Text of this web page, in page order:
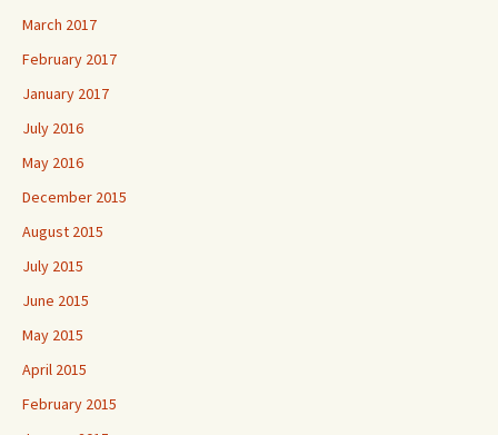
March 2017
February 2017
January 2017
July 2016
May 2016
December 2015
August 2015
July 2015
June 2015
May 2015
April 2015
February 2015